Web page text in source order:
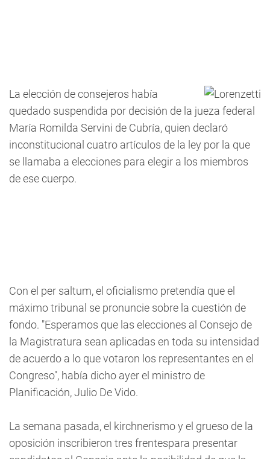
La elección de consejeros había
quedado suspendida por decisión de la jueza federal
María Romilda Servini de Cubría, quien declaró
inconstitucional cuatro artículos de la ley por la que
se llamaba a elecciones para elegir a los miembros
de ese cuerpo.
Con el per saltum, el oficialismo pretendía que el
máximo tribunal se pronuncie sobre la cuestión de
fondo. "Esperamos que las elecciones al Consejo de
la Magistratura sean aplicadas en toda su intensidad
de acuerdo a lo que votaron los representantes en el
Congreso", había dicho ayer el ministro de
Planificación, Julio De Vido.
La semana pasada, el kirchnerismo y el grueso de la
oposición inscribieron tres frentespara presentar